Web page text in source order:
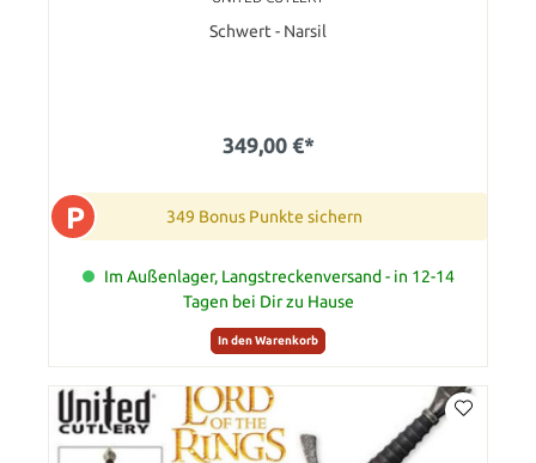
Schwert - Narsil
349,00 €*
P 349 Bonus Punkte sichern
Im Außenlager, Langstreckenversand - in 12-14
Tagen bei Dir zu Hause
In den Warenkorb